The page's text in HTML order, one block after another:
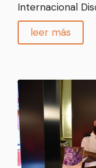
Internacional
leer más